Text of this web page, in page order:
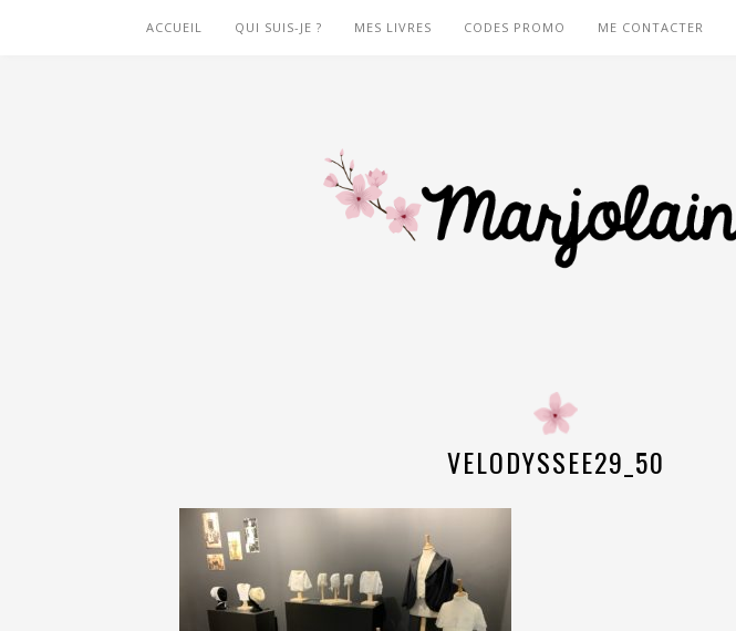
ACCUEIL QUI SUIS-JE ? MES LIVRES CODES PROMO ME CONTACTER
VELODYSSEE29_50